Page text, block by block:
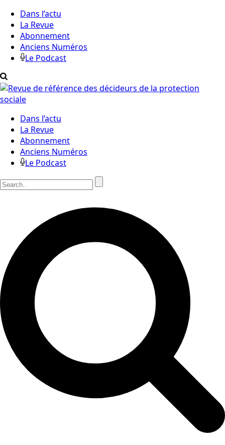
Dans l’actu
La Revue
Abonnement
Anciens Numéros
Le Podcast
Dans l’actu
La Revue
Abonnement
Anciens Numéros
Le Podcast